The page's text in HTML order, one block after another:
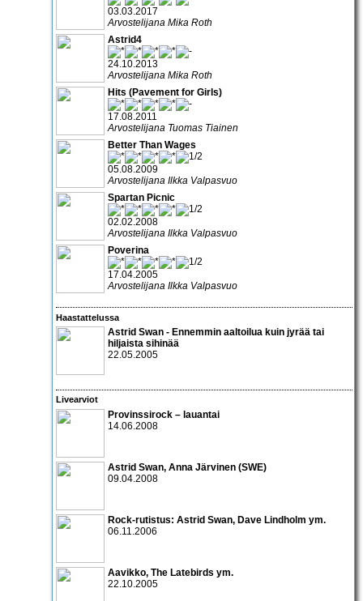
03.03.2017
Arvostelijana Mika Roth
Astrid4
24.10.2013
Arvostelijana Mika Roth
Hits (Pavement for Girls)
17.08.2011
Arvostelijana Tuomas Tiainen
Better Than Wages
05.08.2009
Arvostelijana Ilkka Valpasvuo
Spartan Picnic
02.02.2008
Arvostelijana Ilkka Valpasvuo
Poverina
17.04.2005
Arvostelijana Ilkka Valpasvuo
Haastattelussa
Astrid Swan - Ennemmin aaltoilua kuin jyrää tai
hiljaista sihinää
22.05.2005
Livearviot
Provinssirock – lauantai
14.06.2008
Astrid Swan, Anna Järvinen (SWE)
09.04.2008
Rock-rutistus: Astrid Swan, Dave Lindholm ym.
06.11.2006
Aavikko, The Latebirds ym.
22.10.2005